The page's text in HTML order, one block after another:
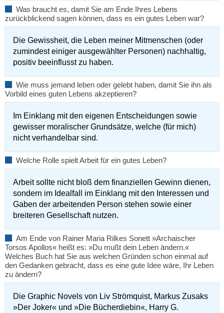
Was braucht es, damit Sie am Ende Ihres Lebens
zurückblickend sagen können, dass es ein gutes Leben war?
Die Gewissheit, die Leben meiner Mitmenschen (oder
zumindest einiger ausgewählter Personen) nachhaltig,
positiv beeinflusst zu haben.
Wie muss jemand leben oder gelebt haben, damit Sie ihn als
Vorbild eines guten Lebens akzeptieren?
Im Einklang mit den eigenen Entscheidungen sowie
gewisser moralischer Grundsätze, welche (für mich)
nicht verhandelbar sind.
Welche Rolle spielt Arbeit für ein gutes Leben?
Arbeit sollte nicht bloß dem finanziellen Gewinn dienen,
sondern im Idealfall im Einklang mit den Interessen und
Gaben der arbeitenden Person stehen sowie einer
breiteren Gesellschaft nutzen.
Am Ende von Rainer Maria Rilkes Sonett »Archaischer
Torsos Apollos« heißt es: »Du mußt dein Leben ändern.«
Welches Buch hat Sie aus welchen Gründen schon einmal auf
den Gedanken gebracht, dass es eine gute Idee wäre, Ihr Leben
zu ändern?
Die Graphic Novels von Liv Strömquist, Markus Zusaks
»Der Joker« und »Die Bücherdiebin«, Harry G.